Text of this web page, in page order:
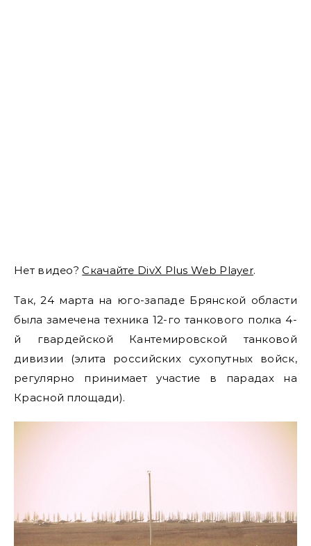
Нет видео?Скачайте DivX Plus Web Player.
Так, 24 марта на юго-западе Брянской области
была замечена техника 12-го танкового полка 4-
й гвардейской Кантемировской танковой
дивизии (элита российских сухопутных войск,
регулярно принимает участие в парадах на
Красной площади).